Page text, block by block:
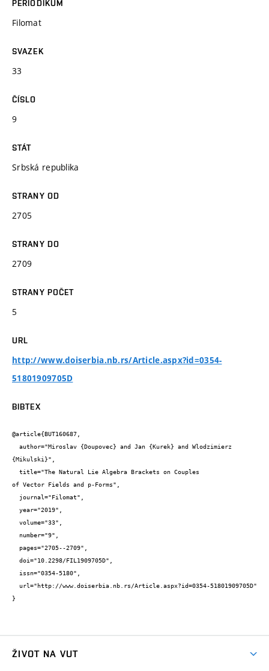
PERIODIKUM
Filomat
SVAZEK
33
ČÍSLO
9
STÁT
Srbská republika
STRANY OD
2705
STRANY DO
2709
STRANY POČET
5
URL
http://www.doiserbia.nb.rs/Article.aspx?id=0354-
51801909705D
BIBTEX
@article{BUT160687,
{Mikulski}",
of Vector Fields and p-Forms",
}
ŽIVOT NA VUT